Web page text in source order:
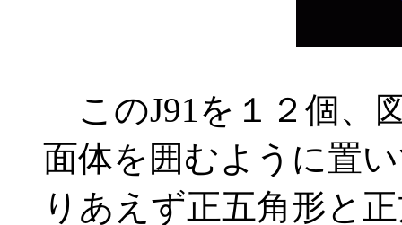
このJ91を１２個、
面体を囲むように置
りあえず正五角形と